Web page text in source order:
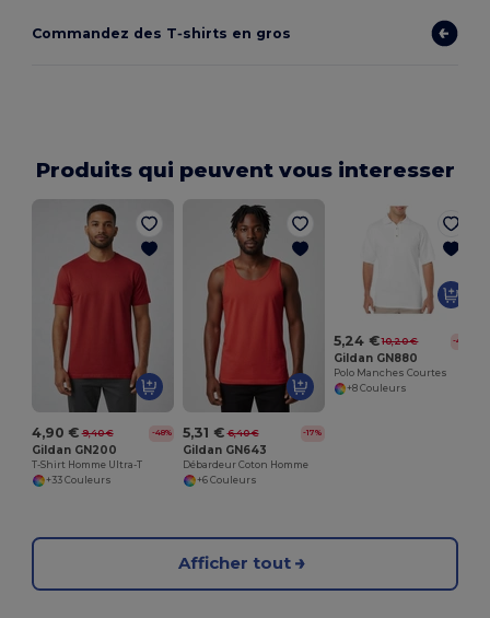
Commandez des T‑shirts en gros
Produits qui peuvent vous interesser
4,90 € 9,40 € -48%
Gildan GN200
T-Shirt Homme Ultra-T
+33 Couleurs
5,31 € 6,40 € -17%
Gildan GN643
Débardeur Coton Homme
+6 Couleurs
5,24 € 10,20 € -49%
Gildan GN880
Polo Manches Courtes
+8 Couleurs
Afficher tout